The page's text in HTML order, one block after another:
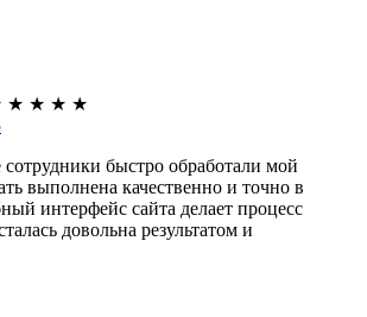
★ ★ ★ ★
быстро обработали мой
выполнена качественно и точно в
интерфейс сайта делает процесс
довольна результатом и